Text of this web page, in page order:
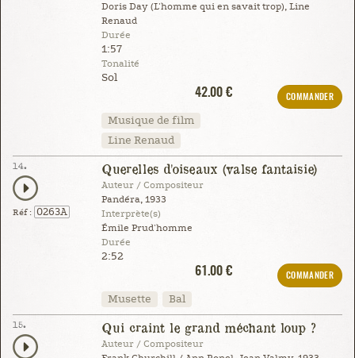
Doris Day (L'homme qui en savait trop), Line
Renaud
Durée
1:57
Tonalité
Sol
42.00 €
COMMANDER
Musique de film
Line Renaud
14.
Réf : 0263A
Querelles d'oiseaux (valse fantaisie)
Auteur / Compositeur
Pandéra, 1933
Interprète(s)
Émile Prud'homme
Durée
2:52
61.00 €
COMMANDER
Musette Bal
15. Qui craint le grand méchant loup ?
Auteur / Compositeur